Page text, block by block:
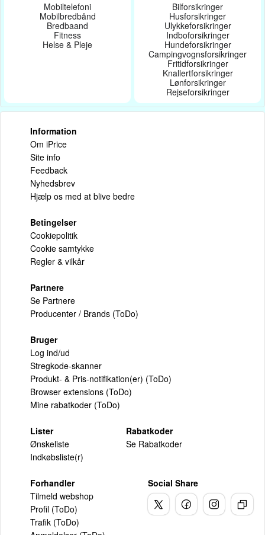
Mobiltelefoni
Mobilbredbånd
Bredbaand
Fitness
Helse & Pleje
Bilforsikringer
Husforsikringer
Ulykkeforsikringer
Indboforsikringer
Hundeforsikringer
Campingvognsforsikringer
Fritidforsikringer
Knallertforsikringer
Lønforsikringer
Rejseforsikringer
Information
Om iPrice
Site info
Feedback
Nyhedsbrev
Hjælp os med at blive bedre
Betingelser
Cookiepolitik
Cookie samtykke
Regler & vilkår
Partnere
Se Partnere
Producenter / Brands (ToDo)
Bruger
Log ind/ud
Stregkode-skanner
Produkt- & Pris-notifikation(er) (ToDo)
Browser extensions (ToDo)
Mine rabatkoder (ToDo)
Lister
Ønskeliste
Indkøbsliste(r)
Rabatkoder
Se Rabatkoder
Forhandler
Tilmeld webshop
Profil (ToDo)
Trafik (ToDo)
Social Share